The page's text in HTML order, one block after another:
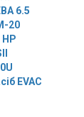
6.5
20
EVAC